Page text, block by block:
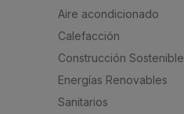
Aire acondicionado
Calefacción
Construcción Sostenible
Energías Renovables
Sanitarios